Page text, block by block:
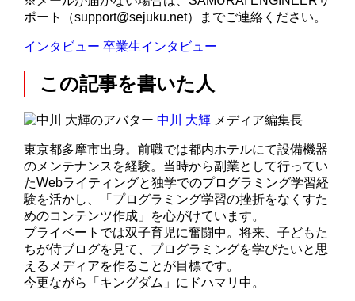
ポート（support@sejuku.net）までご連絡ください。
インタビュー卒業生インタビュー
この記事を書いた人
中川 大輝 メディア編集長
東京都多摩市出身。前職では都内ホテルにて設備機器
のメンテナンスを経験。当時から副業として行ってい
たWebライティングと独学でのプログラミング学習経
験を活かし、「プログラミング学習の挫折をなくすた
めのコンテンツ作成」を心がけています。
プライベートでは双子育児に奮闘中。将来、子どもた
ちが侍ブログを見て、プログラミングを学びたいと思
えるメディアを作ることが目標です。
今更ながら「キングダム」にドハマリ中。